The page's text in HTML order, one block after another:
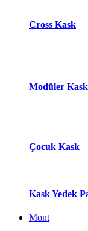
Cross Kask
Modüle​r Ka​s​k
Çocuk Kask
Kask Yedek
Mont